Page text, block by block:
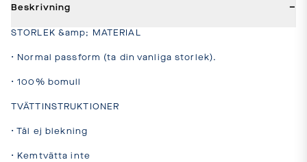
Beskrivning −
STORLEK &amp; MATERIAL
• Normal passform (ta din vanliga storlek).
• 100% bomull
TVÄTTINSTRUKTIONER
• Tål ej blekning
• Kemtvätta inte